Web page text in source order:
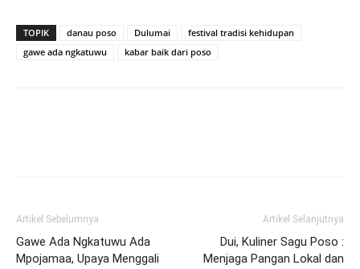
TOPIK danau poso Dulumai
festival tradisi kehidupan
gawe ada ngkatuwu
kabar baik dari poso
Artikel Sebelumnya
Gawe Ada Ngkatuwu Ada
Mpojamaa, Upaya Menggali
Artikel Selanjutnya
Dui, Kuliner Sagu Poso :
Menjaga Pangan Lokal dan